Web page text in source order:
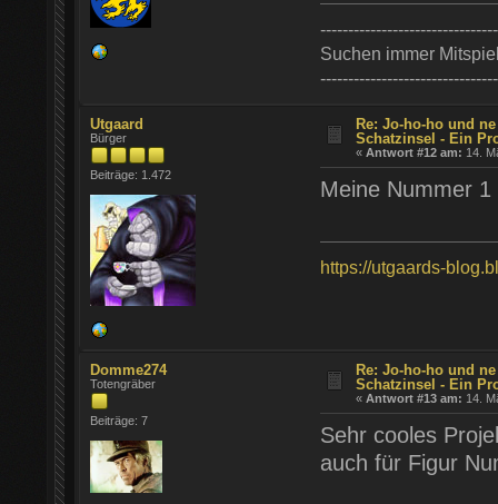
Suchen immer
Utgaard
Bürger
Beiträge: 1.472
Re: Jo-ho-ho und
Schatzinsel - Ein
«Antwort #12 am: 14.
Meine Nummer
https://utgaards-
Domme274
Totengräber
Beiträge: 7
Re: Jo-ho-ho und
Schatzinsel - Ein
«Antwort #13 am: 14.
Sehr cooles
auch für Figur